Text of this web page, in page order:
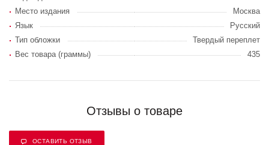
Место издания
Москва
Язык
Русский
Тип обложки
Твердый переплет
Вес товара (граммы)
435
Отзывы о товаре
ОСТАВИТЬ ОТЗЫВ